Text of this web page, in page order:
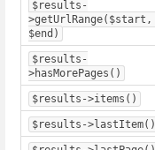
$results-
>getUrlRange($start,
$end)
$results-
>hasMorePages()
$results->items()
$results->lastItem()